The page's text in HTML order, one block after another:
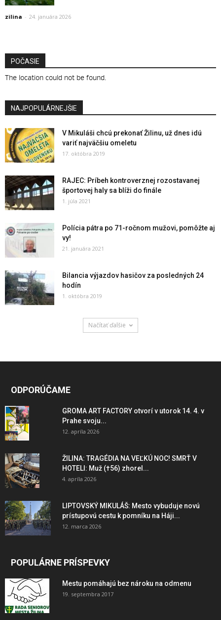
zilina - 24. januára 2026
POČASIE
The location could not be found.
NAJPOPULÁRNEJŠIE
V Mikuláši chcú prekonať Žilinu, už dnes idú
variť najväčšiu omeletu
17. októbra 2019
RAJEC: Príbeh kontroverznej rozostavanej
športovej haly sa blíži do finále
1. júla 2021
Polícia pátra po 71-ročnom mužovi, pomôžte aj
vy!
21. januára 2021
Bilancia výjazdov hasičov za posledných 24
hodín
1. októbra 2019
Načítať ďalšie
ODPORÚČAME
GROMA ART FACTORY otvorí v utorok 14. 4. v
Prahe svoju...
12. apríla 2026
ŽILINA: TRAGÉDIA NA VEĽKÚ NOC! SMRŤ V
HOTELI: Muž (†56) zhorel...
4. apríla 2026
LIPTOVSKÝ MIKULÁŠ: Mesto vybuduje novú
prístupovú cestu k pomníku na Háji...
12. marca 2026
POPULÁRNE PRÍSPEVKY
Mestu pomáhajú bez nároku na odmenu
19. septembra 2017